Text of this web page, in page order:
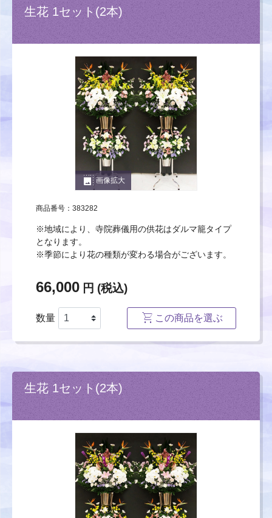
生花 1セット(2本)
photo_size_select_large画像拡大
商品番号：383282
※地域により、寺院葬儀用の供花はダルマ籠タイプ
となります。
※季節により花の種類が変わる場合がございます。
66,000 円 (税込)
数量 この商品を選ぶ
生花 1セット(2本)